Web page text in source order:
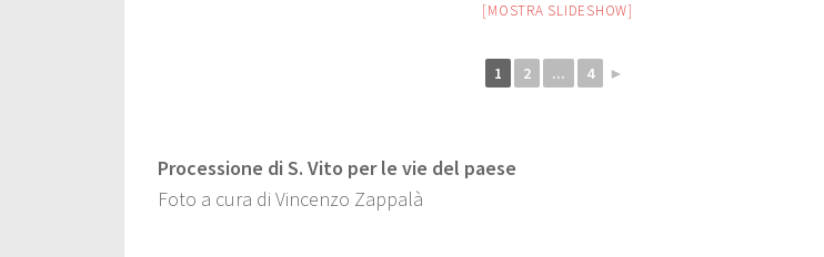
[MOSTRA SLIDESHOW]
1 2 ... 4 ►
Processione di S. Vito per le vie del paese
Foto a cura di Vincenzo Zappalà